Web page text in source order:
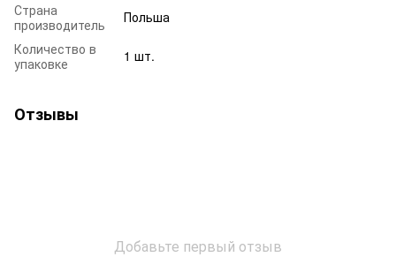
Страна
производитель
Польша
Количество в
упаковке
1 шт.
Отзывы
Добавьте первый отзыв